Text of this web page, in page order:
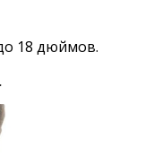
18 дюймов.